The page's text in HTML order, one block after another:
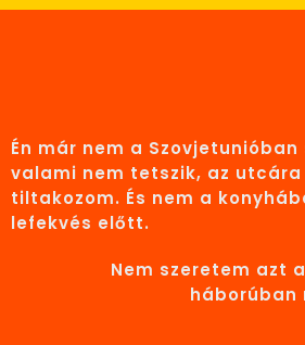
Én már nem a
valami nem tetszik, az utcára
tiltakozom. És nem a
lefekvés előtt.
Nem szeretem azt
háborúban